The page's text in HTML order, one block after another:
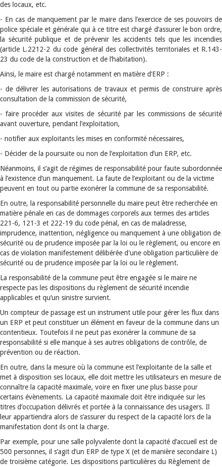
des locaux, etc.
- En cas de manquement par le maire dans l’exercice de ses pouvoirs de
police spéciale et générale qui à ce titre est chargé d’assurer le bon ordre,
la sécurité publique et de prévenir les accidents tels que les incendies
(article L.2212-2 du code général des collectivités territoriales et R.143-
23 du code de la construction et de l’habitation).
Ainsi, le maire est chargé notamment en matière d’ERP :
- de délivrer les autorisations de travaux et permis de construire après
consultation de la commission de sécurité,
- faire procéder aux visites de sécurité par les commissions de sécurité
avant ouverture, pendant l’exploitation,
- notifier aux exploitants les mises en conformité nécessaires,
- Décider de la poursuite ou non de l’exploitation d’un ERP, etc.
Néanmoins, il s’agit de régimes de responsabilité pour faute subordonnée
à l’existence d’un manquement. La faute de l’exploitant ou de la victime
peuvent en tout ou partie exonérer la commune de sa responsabilité.
En outre, la responsabilité personnelle du maire peut être recherchée en
matière pénale en cas de dommages corporels aux termes des articles
221-6, 121-3 et 222-19 du code pénal, en cas de maladresse,
imprudence, inattention, négligence ou manquement à une obligation de
sécurité ou de prudence imposée par la loi ou le règlement, ou encore en
cas de violation manifestement délibérée d'une obligation particulière de
sécurité ou de prudence imposée par la loi ou le règlement.
La responsabilité de la commune peut être engagée si le maire ne
respecte pas les dispositions du règlement de sécurité incendie
applicables et qu’un sinistre survient.
Un compteur de passage est un instrument utile pour gérer les flux dans
un ERP et peut constituer un élément en faveur de la commune dans un
contentieux. Toutefois il ne peut pas exonérer la commune de sa
responsabilité si elle manque à ses autres obligations de contrôle, de
prévention ou de réaction.
En outre, dans la mesure où la commune est l’exploitante de la salle et
met à disposition ses locaux, elle doit mettre les utilisateurs en mesure de
connaître la capacité maximale, voire en fixer une plus basse pour
certains évènements. La capacité maximale doit être indiquée sur les
titres d’occupation délivrés et portée à la connaissance des usagers. Il
leur appartiendra alors de s’assurer du respect de la capacité lors de la
manifestation dont ils ont la charge.
Par exemple, pour une salle polyvalente dont la capacité d’accueil est de
500 personnes, il s’agit d’un ERP de type X (et de manière secondaire L)
de troisième catégorie. Les dispositions particulières du Règlement de